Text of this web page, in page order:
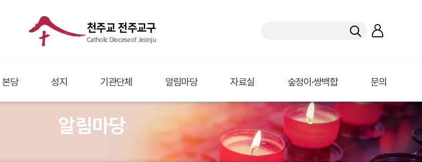
천주교 전주교구
Catholic Diocese of Jeonju
본당 성지 기관단체 알림마당 자료실 숲정이·쌍백합 문의
알림마당